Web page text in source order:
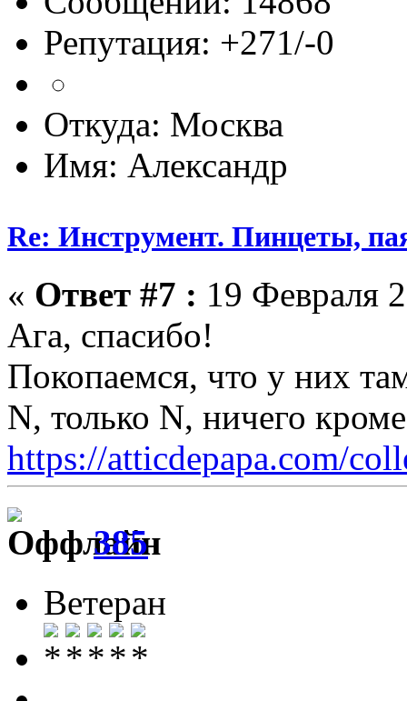
Репутация: +271/-0
Откуда: Москва
Имя: Александр
Re: Инструмент. Пинцеты,
« Ответ #7 : 19 Февраля
Ага, спасибо!
Покопаемся, что у них
N, только N, ничего
https://atticdepapa.com/
385
Ветеран